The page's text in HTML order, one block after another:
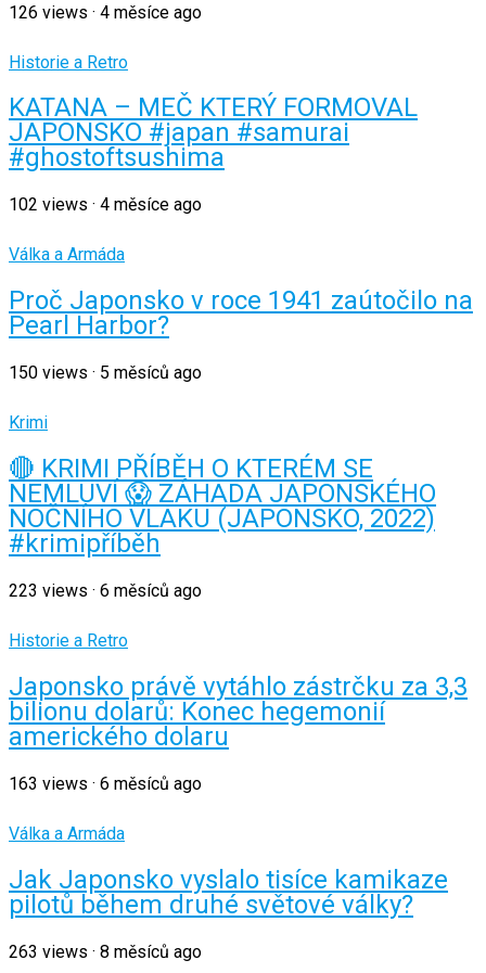
126 views · 4 měsíce ago
Historie a Retro
KATANA – MEČ KTERÝ FORMOVAL
JAPONSKO #japan #samurai
#ghostoftsushima
102 views · 4 měsíce ago
Válka a Armáda
Proč Japonsko v roce 1941 zaútočilo na
Pearl Harbor?
150 views · 5 měsíců ago
Krimi
🔴 KRIMI PŘÍBĚH O KTERÉM SE
NEMLUVÍ 😱 ZÁHADA JAPONSKÉHO
NOČNÍHO VLAKU (JAPONSKO, 2022)
#krimipříběh
223 views · 6 měsíců ago
Historie a Retro
Japonsko právě vytáhlo zástrčku za 3,3
bilionu dolarů: Konec hegemonií
amerického dolaru
163 views · 6 měsíců ago
Válka a Armáda
Jak Japonsko vyslalo tisíce kamikaze
pilotů během druhé světové války?
263 views · 8 měsíců ago